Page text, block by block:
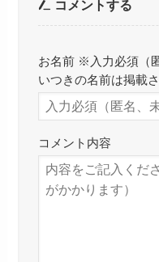
コメントする
お名前 ※入力必須（
いつきの名前は掲載さ
コメント内容